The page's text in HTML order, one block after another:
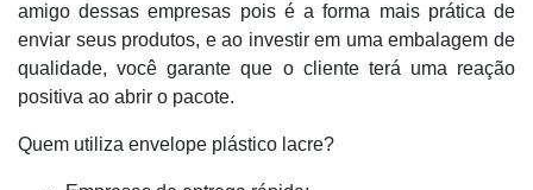
amigo dessas empresas pois é a forma mais prática de
enviar seus produtos, e ao investir em uma embalagem de
qualidade, você garante que o cliente terá uma reação
positiva ao abrir o pacote.
Quem utiliza envelope plástico lacre?